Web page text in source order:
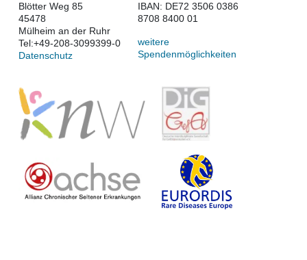
Blötter Weg 85
45478
Mülheim an der Ruhr
Tel:+49-208-3099399-0
Datenschutz
IBAN: DE72 3506 0386
8708 8400 01
weitere
Spendenmöglichkeiten